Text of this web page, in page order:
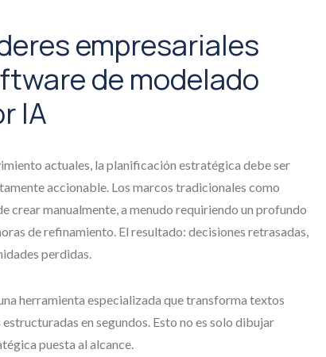
empresariales
de modelado
IA
actuales, la planificación estratégica debe ser
accionable. Los marcos tradicionales como
crear manualmente, a menudo requiriendo un profundo
de refinamiento. El resultado: decisiones retrasadas,
perdidas.
herramienta especializada que transforma textos
en segundos. Esto no es solo dibujar
puesta al alcance.